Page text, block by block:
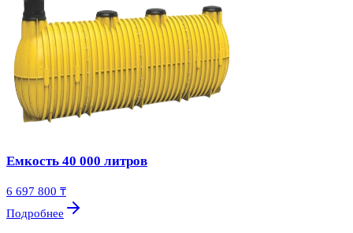
Емкость 40 000 литров
6 697 800 ₸
Подробнее